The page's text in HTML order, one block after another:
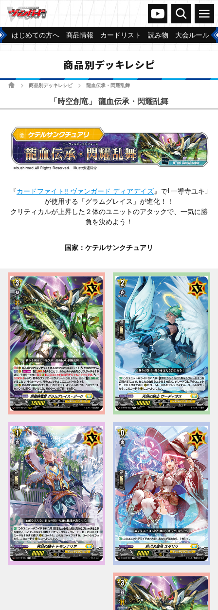
ヴァンガードch
検索 メニュー
はじめての方へ 商品情報 カードリスト 読み物 大会ルール
商品別デッキレシピ
ホーム商品別デッキレシピ 龍血伝承・閃耀乱舞
「時空創竜」 龍血伝承・閃耀乱舞
『カードファイト!! ヴァンガード ディアデイズ』で｢一導寺ユキ｣
が使用する「グラムグレイス」が進化！！
クリティカルが上昇した２体のユニットのアタックで、一気に勝
負を決めよう！
国家：ケテルサンクチュアリ